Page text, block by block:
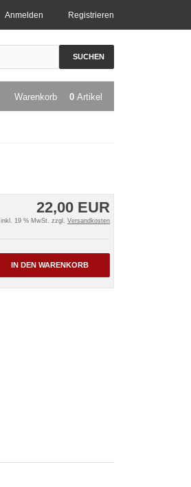
Registrieren
Anmelden
SUCHEN
Warenkorb 0 Artikel
22,00 EUR
inkl. 19 % MwSt. zzgl. Versandkosten
IN DEN WARENKORB